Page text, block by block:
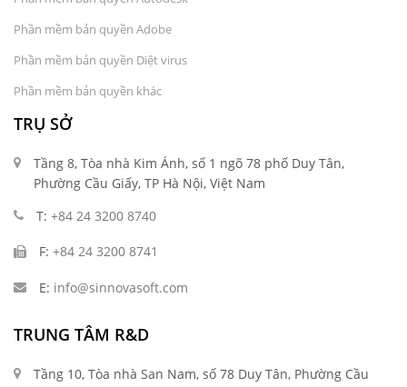
Phần mềm bản quyền Adobe
Phần mềm bản quyền Diệt virus
Phần mềm bản quyền khác
TRỤ SỞ
Tầng 8, Tòa nhà Kim Ánh, số 1 ngõ 78 phố Duy Tân,
Phường Cầu Giấy, TP Hà Nội, Việt Nam
T: +84 24 3200 8740
F: +84 24 3200 8741
E: info@sinnovasoft.com
TRUNG TÂM R&D
Tầng 10, Tòa nhà San Nam, số 78 Duy Tân, Phường Cầu